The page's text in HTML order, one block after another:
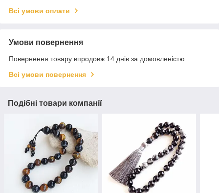
Всі умови оплати
Умови повернення
Повернення товару впродовж 14 днів за домовленістю
Всі умови повернення
Подібні товари компанії